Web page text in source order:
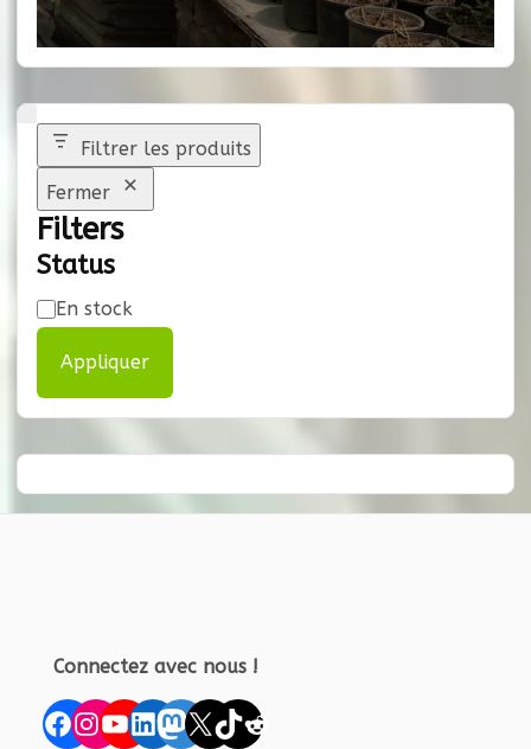
Filtrer les produits
Fermer
Filters
Status
Disponibilité
En stock
Appliquer
Connectez avec nous !
Facebook
Instagram
YouTube
LinkedIn
Mastodon
X TikTok
Reddit